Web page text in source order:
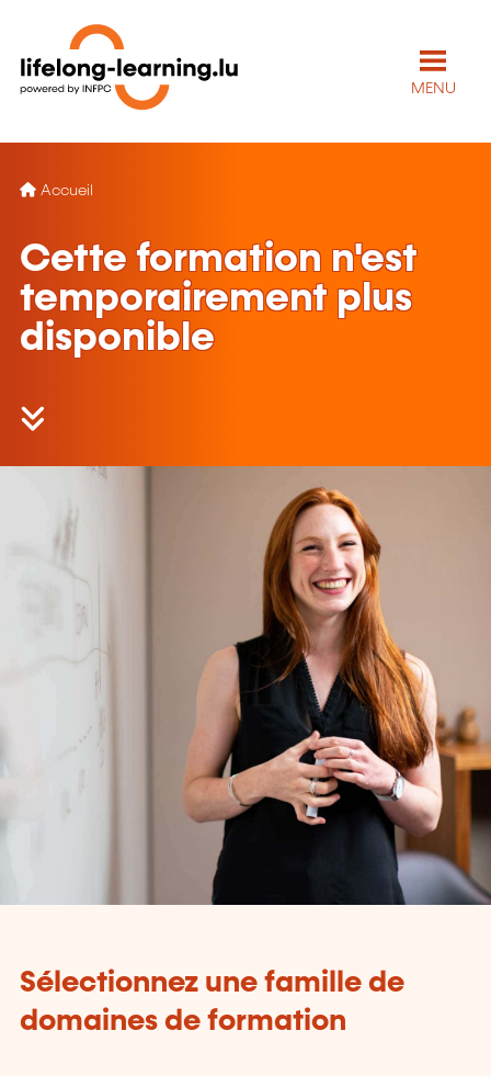
MENU
Accueil
Cette formation n'est
temporairement plus
disponible
Sélectionnez une famille de
domaines de formation